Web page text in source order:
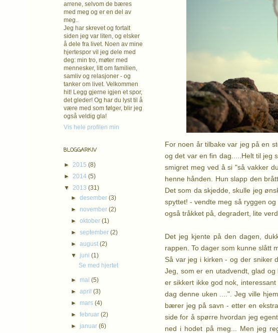
For noen år tilbake var jeg på en
og det var en fin dag.....Helt til jeg
smigret meg ved å si "så vakker
henne hånden. Hun slapp den
Det som da skjedde, skulle jeg
spyttet! - vendte meg så ryggen
også tråkket på, degradert, lite
Det jeg kjente på den dagen,
rappen. To dager som kunne slått
Så var jeg i kirken - og der sniker
Jeg, som er en utadvendt, glad
er sikkert ikke god nok,
dag denne uken ....". Jeg ville
bærer jeg på savn - etter en
side for å spørre hvordan jeg
ned i hodet på meg... Men jeg
arrene, selvom de bæres
med meg og er en del av
meg..
Jeg har skrevet og fortalt
siden jeg var liten, og elsker
å dele fra livet. Noen av mine
hjertespor vil jeg dele med
deg: min tro, møter med
mennesker, litt om familien,
samliv og relasjoner - og
tanker om livet. Velkommen
hit! Legg gjerne igjen et spor,
det gleder! Og har du lyst til å
være med som følger, blir jeg
også veldig gla!
Vis hele profilen min
BLOGGARKIV
► 2015 (8)
► 2014 (5)
▼ 2013 (31)
►desember(3)
► november(2)
►oktober(1)
►september(2)
►august(2)
▼ juni(1)
Se med hjertet
► mai(5)
►april(3)
► mars(4)
►februar(2)
► januar(6)